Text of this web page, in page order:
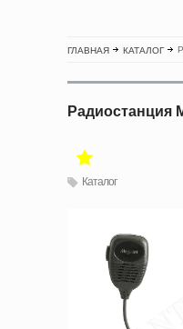
ГЛАВНАЯ КАТАЛОГ
Радиостанция
Каталог